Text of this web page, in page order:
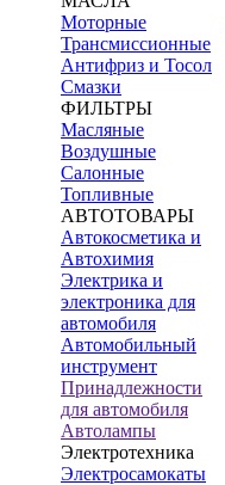
Моторные
Трансмиссионные
Антифриз и Тосол
Смазки
ФИЛЬТРЫ
Масляные
Воздушные
Салонные
Топливные
АВТОТОВАРЫ
Автокосметика и
Автохимия
Электрика и
электроника для
автомобиля
Автомобильный
инструмент
Принадлежности
для автомобиля
Автолампы
Электротехника
Электросамокаты